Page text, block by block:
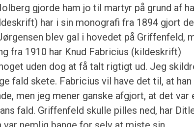
gjorde ham jo til martyr på grund af
har i sin monografi fra 1894 gjort
blev gal i hovedet på Griffenfeld,
fra 1910 har Knud Fabricius (kildeskrift)
uden dog at få talt rigtigt ud. Jeg
fald skete. Fabricius vil have det til, at han
men jeg mener ganske afgjort, at det var
fald. Griffenfeld skulle pilles ned, har